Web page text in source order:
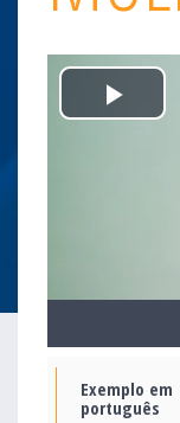
Play
Exemplo em
português